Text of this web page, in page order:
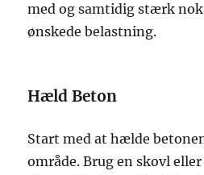
med og samtidig stærk
ønskede belastning.
Hæld Beton
Start med at hælde
område. Brug en skovl